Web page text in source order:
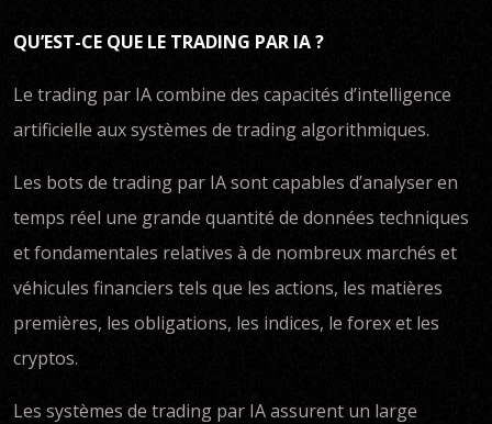
QU’EST-CE QUE LE TRADING PAR IA ?
Le trading par IA combine des capacités d’intelligence
artificielle aux systèmes de trading algorithmiques.
Les bots de trading par IA sont capables d’analyser en
temps réel une grande quantité de données techniques
et fondamentales relatives à de nombreux marchés et
véhicules financiers tels que les actions, les matières
premières, les obligations, les indices, le forex et les
cryptos.
Les systèmes de trading par IA assurent un large